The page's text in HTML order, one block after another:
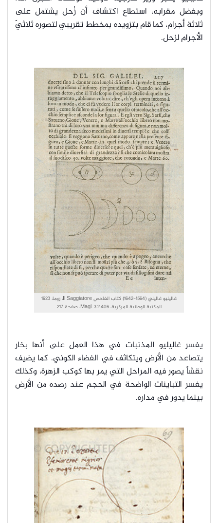
وبفضل مقرابه، استطاع اكتشاف أن زُحل يشتمل على
ثلاثة أجرام، كما قام بتزويده بمخطط تقريبي لتصوره ثلاثيّ
الأجرام لزحل.
غاليليو غاليلي (1564-1642) كتاب الفاحص Il Saggiatore، روما، 1623
المكتبة الوطنية المركزية، Magl. 3.2.406، صفحة 217
يفسر غاليليو المذنبات في هذا العمل على أنها بخار
يتصاعد من الأرض ويتكاثف في الفضاء الكوني. كما يضيف
نقشاً يصور فيه المراحل التي يمر بها كوكب الزهرة، وكذلك
يفسر التباينات الواضحة في الحجم عند رصده من الأرض
بينما يدور في مداره.